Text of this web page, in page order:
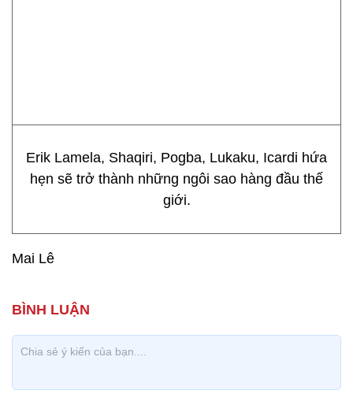
Erik Lamela, Shaqiri, Pogba, Lukaku, Icardi hứa
hẹn sẽ trở thành những ngôi sao hàng đầu thế
giới.
Mai Lê